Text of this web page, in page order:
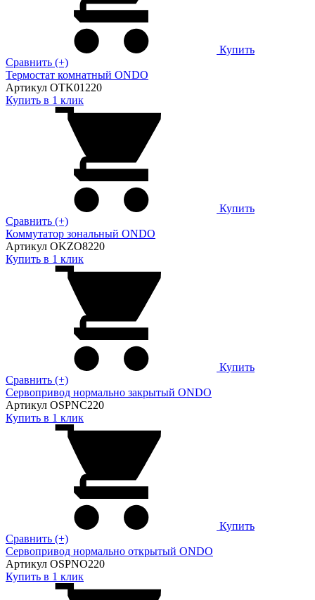
Купить
Сравнить (+)
Термостат комнатный ONDO
Артикул OTK01220
Купить в 1 клик
Купить
Сравнить (+)
Коммутатор зональный ONDO
Артикул OKZO8220
Купить в 1 клик
Купить
Сравнить (+)
Сервопривод нормально закрытый ONDO
Артикул OSPNC220
Купить в 1 клик
Купить
Сравнить (+)
Сервопривод нормально открытый ONDO
Артикул OSPNO220
Купить в 1 клик